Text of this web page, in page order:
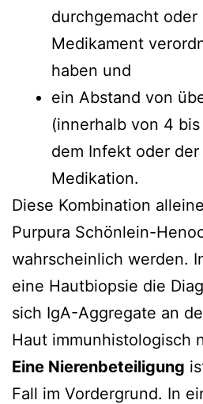
durchgemacht oder
Medikament
haben und
ein Abstand von
(innerhalb von 4
dem Infekt oder der
Medikation.
Diese Kombination
Purpura Schönlein-
wahrscheinlich werden.
eine Hautbiopsie die
sich IgA-Aggregate an
Haut immunhistologisch
Eine Nierenbeteiligung
Fall im Vordergrund. In